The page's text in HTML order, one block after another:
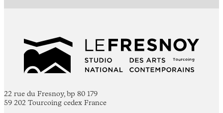
22 rue du Fresnoy, bp 80 179
59 202 Tourcoing cedex France